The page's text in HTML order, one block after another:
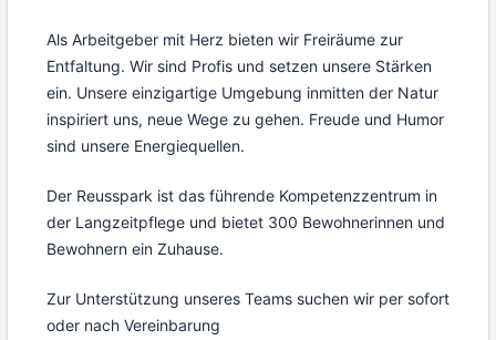
Als Arbeitgeber mit Herz bieten wir Freiräume zur
Entfaltung. Wir sind Profis und setzen unsere Stärken
ein. Unsere einzigartige Umgebung inmitten der Natur
inspiriert uns, neue Wege zu gehen. Freude und Humor
sind unsere Energiequellen.
Der Reusspark ist das führende Kompetenzzentrum in
der Langzeitpflege und bietet 300 Bewohnerinnen und
Bewohnern ein Zuhause.
Zur Unterstützung unseres Teams suchen wir per sofort
oder nach Vereinbarung